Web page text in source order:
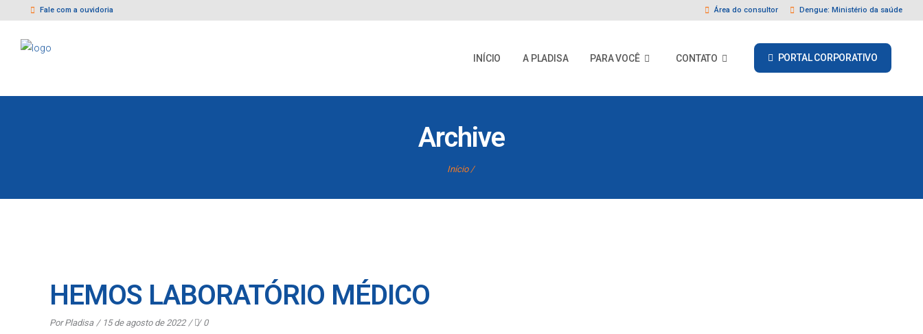
Fale com a ouvidoria Área do consultor Dengue: Ministério da saúde
INÍCIO A PLADISA PARA VOCÊ CONTATO PORTAL CORPORATIVO
Archive
Início
HEMOS LABORATÓRIO MÉDICO
Por Pladisa 15 de agosto de 2022 0